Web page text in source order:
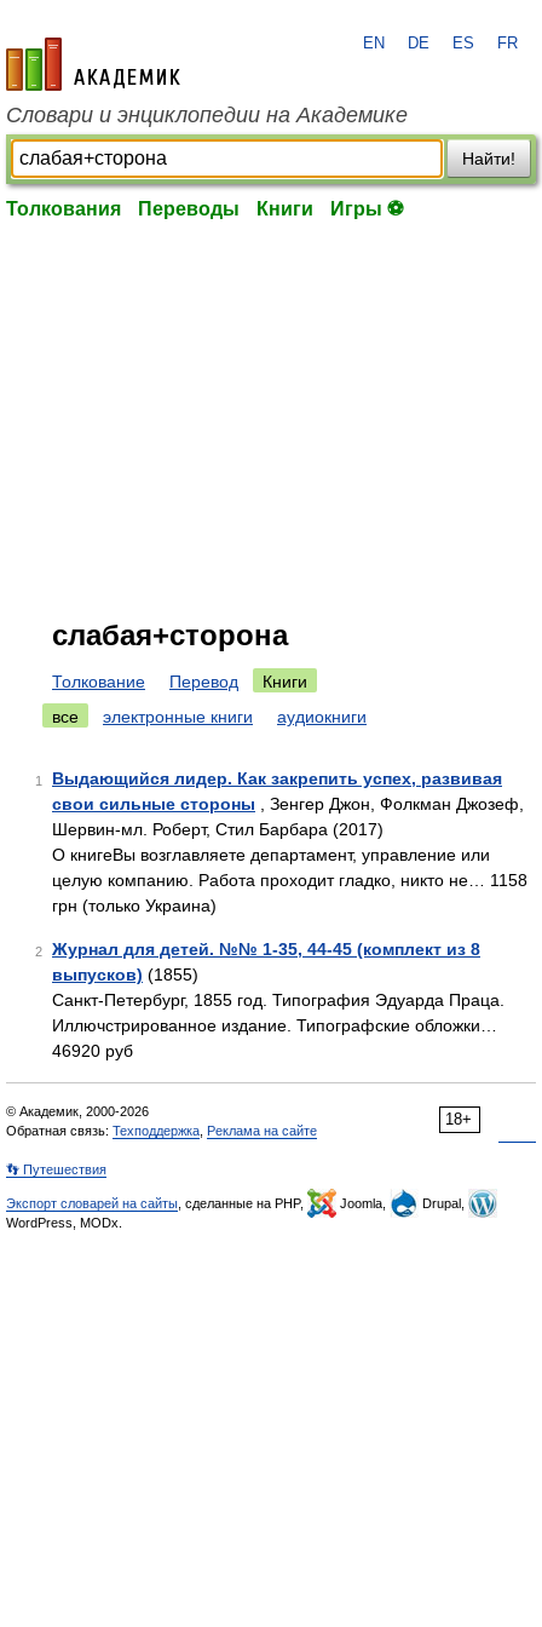
academic.ru
EN DE ES FR
Словари и энциклопедии на Академике
Найти!
Толкования Переводы Книги Игры ⚽
слабая+сторона
Толкование Перевод
Книги
все
электронные книги аудиокниги
1
Выдающийся лидер. Как закрепить успех, развивая
свои сильные стороны , Зенгер Джон, Фолкман Джозеф,
Шервин-мл. Роберт, Стил Барбара (2017)
О книгеВы возглавляете департамент, управление или
целую компанию. Работа проходит гладко, никто не… 1158
грн (только Украина)
2
Журнал для детей. №№ 1-35, 44-45 (комплект из 8
выпусков) (1855)
Санкт-Петербург, 1855 год. Типография Эдуарда Праца.
Иллючстрированное издание. Типографские обложки…
46920 руб
18+
© Академик, 2000-2026
Обратная связь: Техподдержка Реклама на сайте
👣 Путешествия
Экспорт словарей на сайты , сделанные на PHP, Joomla,
Drupal,
WordPress, MODx.